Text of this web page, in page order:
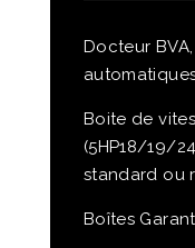
Docteur
Boite de
(5HP18/19/
standard ou
Boîtes